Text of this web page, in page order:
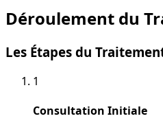
Déroulement du
Les Étapes du
1
Consultation Initiale